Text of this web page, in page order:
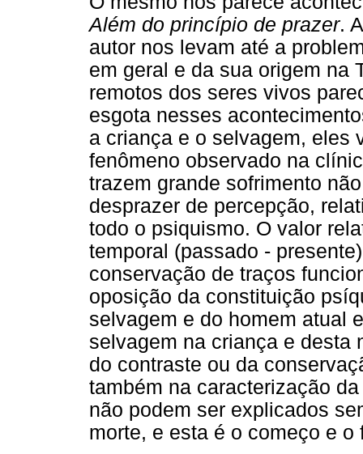
Além do princípio de prazer.
autor nos levam até a
em geral e da sua origem na
remotos dos seres vivos
esgota nesses
a criança e o selvagem, eles
fenômeno observado na
trazem grande sofrimento
desprazer de percepção,
todo o psiquismo. O valor
temporal (passado -
conservação de traços
oposição da constituição
selvagem e do homem atual
selvagem na criança e desta
do contraste ou da
também na caracterização
não podem ser explicados
morte, e esta é o começo e